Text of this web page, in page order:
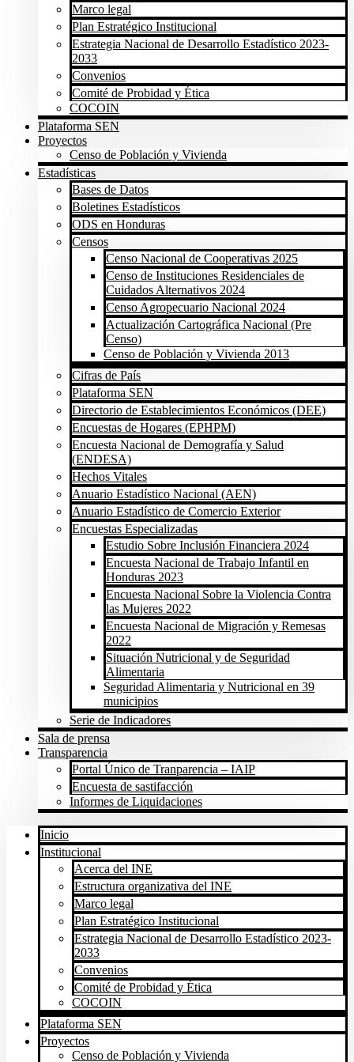
Marco legal
Plan Estratégico Institucional
Estrategia Nacional de Desarrollo Estadístico 2023-
2033
Convenios
Comité de Probidad y Ética
COCOIN
Plataforma SEN
Proyectos
Censo de Población y Vivienda
Estadísticas
Bases de Datos
Boletines Estadísticos
ODS en Honduras
Censos
Censo Nacional de Cooperativas 2025
Censo de Instituciones Residenciales de
Cuidados Alternativos 2024
Censo Agropecuario Nacional 2024
Actualización Cartográfica Nacional (Pre
Censo)
Censo de Población y Vivienda 2013
Cifras de País
Plataforma SEN
Directorio de Establecimientos Económicos (DEE)
Encuestas de Hogares (EPHPM)
Encuesta Nacional de Demografía y Salud
(ENDESA)
Hechos Vitales
Anuario Estadístico Nacional (AEN)
Anuario Estadístico de Comercio Exterior
Encuestas Especializadas
Estudio Sobre Inclusión Financiera 2024
Encuesta Nacional de Trabajo Infantil en
Honduras 2023
Encuesta Nacional Sobre la Violencia Contra
las Mujeres 2022
Encuesta Nacional de Migración y Remesas
2022
Situación Nutricional y de Seguridad
Alimentaria
Seguridad Alimentaria y Nutricional en 39
municipios
Serie de Indicadores
Sala de prensa
Transparencia
Portal Único de Tranparencia – IAIP
Encuesta de sastifacción
Informes de Liquidaciones
Inicio
Institucional
Acerca del INE
Estructura organizativa del INE
Marco legal
Plan Estratégico Institucional
Estrategia Nacional de Desarrollo Estadístico 2023-
2033
Convenios
Comité de Probidad y Ética
COCOIN
Plataforma SEN
Proyectos
Censo de Población y Vivienda